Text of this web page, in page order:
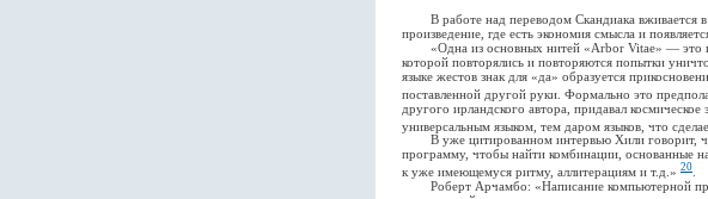
В работе над переводом Скандиака вживается в
произведение, где есть экономия смысла и
«Одна из основных нитей «Arbor Vitae» — это
которой повторялись и повторяются попытки
языке жестов знак для «да» образуется
поставленной другой руки. Формально это
другого ирландского автора, придавал
универсальным языком, тем даром языков, что
В уже цитированном интервью Хили говорит,
программу, чтобы найти комбинации, основанные
к уже имеющемуся ритму, аллитерациям и т.д.» 20
Роберт Арчамбо: «Написание компьютерной